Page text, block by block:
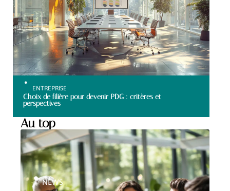
ENTREPRISE
Choix de filière pour devenir PDG : critères et
perspectives
Au top
NEWS